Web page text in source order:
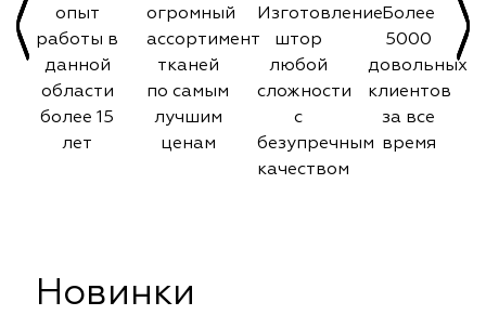
опыт
работы в
данной
области
более 15
лет
огромный
ассортимент
тканей
по самым
лучшим
ценам
Изготовление
штор
любой
сложности
с
безупречным
качеством
Более
5000
довольных
клиентов
за все
время
Новинки